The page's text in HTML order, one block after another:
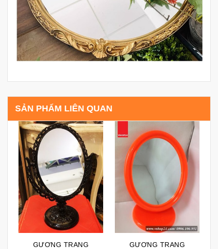
SẢN PHẨM LIÊN QUAN
GƯƠNG TRANG
GƯƠNG TRANG